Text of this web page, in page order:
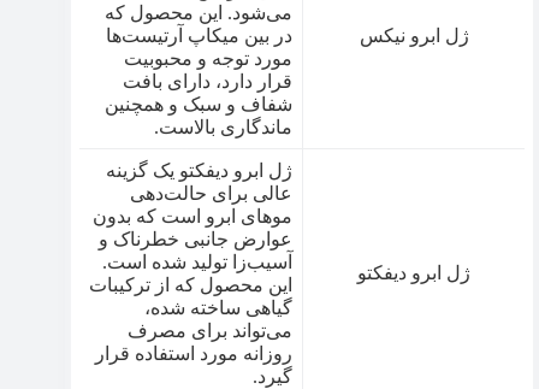
ژل ابرو نیکس
می‌شود. این محصول که
در بین میکاپ آرتیست‌ها
مورد توجه و محبوبیت
قرار دارد، دارای بافت
شفاف و سبک و همچنین
ماندگاری بالاست.
ژل ابرو دیفکتو
ژل ابرو دیفکتو یک گزینه
عالی برای حالت‌دهی
موهای ابرو است که بدون
عوارض جانبی خطرناک و
آسیب‌زا تولید شده است.
این محصول که از ترکیبات
گیاهی ساخته شده،
می‌تواند برای مصرف
روزانه مورد استفاده قرار
گیرد.